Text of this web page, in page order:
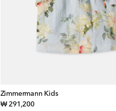
Zimmermann Kids
₩ 291,200original price